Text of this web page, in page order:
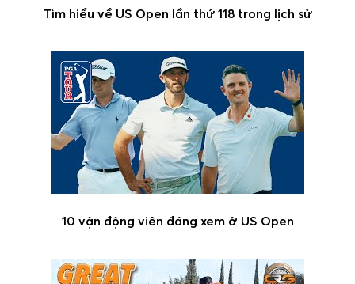
Tìm hiểu về US Open lần thứ 118 trong lịch sử
10 vận động viên đáng xem ở US Open